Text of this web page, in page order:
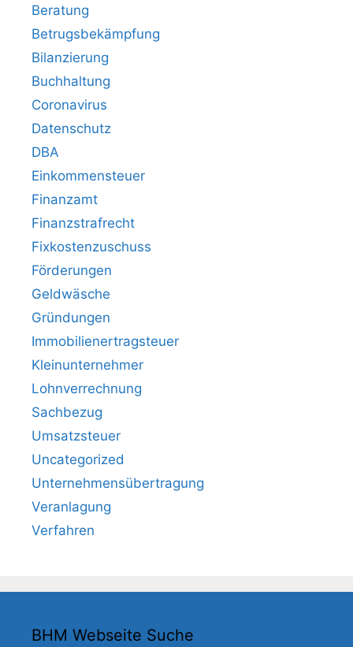
Beratung
Betrugsbekämpfung
Bilanzierung
Buchhaltung
Coronavirus
Datenschutz
DBA
Einkommensteuer
Finanzamt
Finanzstrafrecht
Fixkostenzuschuss
Förderungen
Geldwäsche
Gründungen
Immobilienertragsteuer
Kleinunternehmer
Lohnverrechnung
Sachbezug
Umsatzsteuer
Uncategorized
Unternehmensübertragung
Veranlagung
Verfahren
BHM Webseite Suche